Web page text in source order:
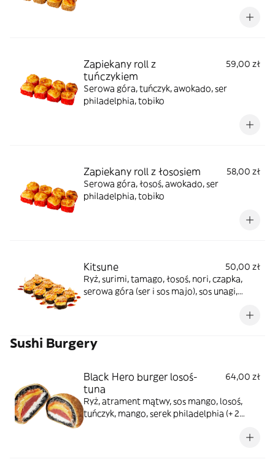
Zapiekany roll z
tuńczykiem
59,00 zł
Serowa góra, tuńczyk, awokado, ser
philadelphia, tobiko
Zapiekany roll z łososiem
58,00 zł
Serowa góra, łosoś, awokado, ser
philadelphia, tobiko
Kitsune
50,00 zł
Ryż, surimi, tamago, łosoś, nori, czapka,
serowa góra (ser i sos majo), sos unagi,
Sushi Burgery
Black Hero burger losoś-
tuna
64,00 zł
Ryż, atrament mątwy, sos mango, losoś,
tuńczyk, mango, serek philadelphia (+ 2